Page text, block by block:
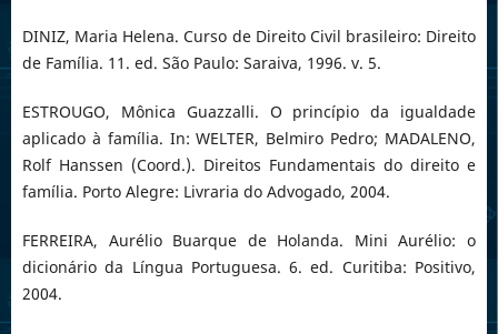
DINIZ, Maria Helena. Curso de Direito Civil brasileiro: Direito
de Família. 11. ed. São Paulo: Saraiva, 1996. v. 5.
ESTROUGO, Mônica Guazzalli. O princípio da igualdade
aplicado à família. In: WELTER, Belmiro Pedro; MADALENO,
Rolf Hanssen (Coord.). Direitos Fundamentais do direito e
família. Porto Alegre: Livraria do Advogado, 2004.
FERREIRA, Aurélio Buarque de Holanda. Mini Aurélio: o
dicionário da Língua Portuguesa. 6. ed. Curitiba: Positivo,
2004.